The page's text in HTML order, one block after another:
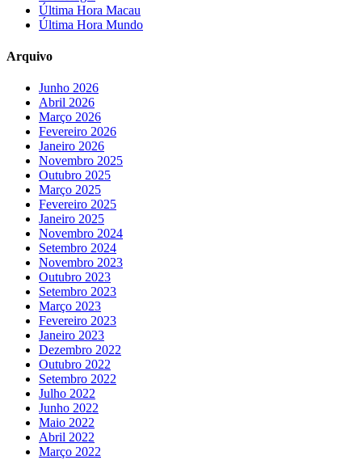
Última Hora Macau
Última Hora Mundo
Arquivo
Junho 2026
Abril 2026
Março 2026
Fevereiro 2026
Janeiro 2026
Novembro 2025
Outubro 2025
Março 2025
Fevereiro 2025
Janeiro 2025
Novembro 2024
Setembro 2024
Novembro 2023
Outubro 2023
Setembro 2023
Março 2023
Fevereiro 2023
Janeiro 2023
Dezembro 2022
Outubro 2022
Setembro 2022
Julho 2022
Junho 2022
Maio 2022
Abril 2022
Março 2022